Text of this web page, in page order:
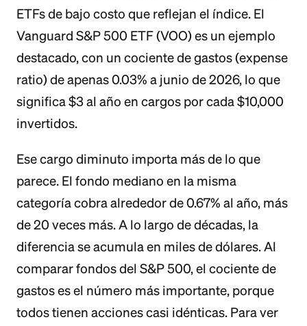
ETFs de bajo costo que reflejan el índice. El
Vanguard S&P 500 ETF (VOO) es un ejemplo
destacado, con un cociente de gastos (expense
ratio) de apenas 0.03% a junio de 2026, lo que
significa $3 al año en cargos por cada $10,000
invertidos.
Ese cargo diminuto importa más de lo que
parece. El fondo mediano en la misma
categoría cobra alrededor de 0.67% al año, más
de 20 veces más. A lo largo de décadas, la
diferencia se acumula en miles de dólares. Al
comparar fondos del S&P 500, el cociente de
gastos es el número más importante, porque
todos tienen acciones casi idénticas. Para ver